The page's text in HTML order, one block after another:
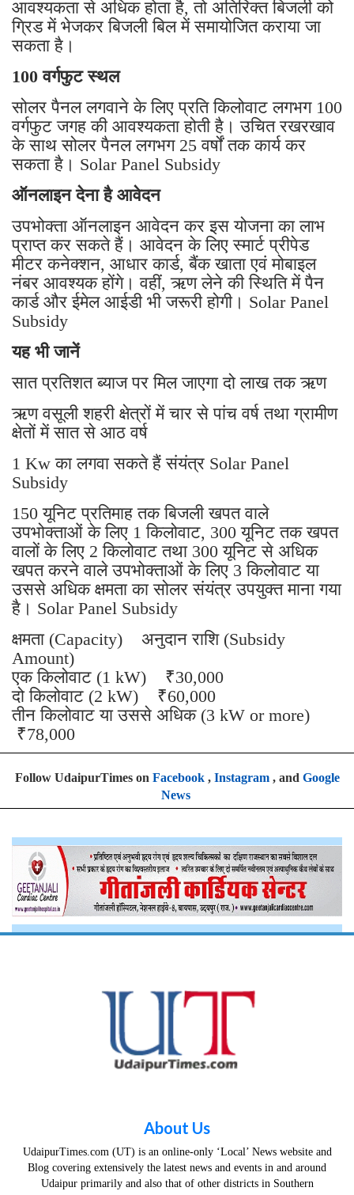
आवश्यकता से अधिक होता है, तो अतिरिक्त बिजली को
ग्रिड में भेजकर बिजली बिल में समायोजित कराया जा
सकता है।
100 वर्गफुट स्थल
सोलर पैनल लगवाने के लिए प्रति किलोवाट लगभग 100
वर्गफुट जगह की आवश्यकता होती है। उचित रखरखाव
के साथ सोलर पैनल लगभग 25 वर्षों तक कार्य कर
सकता है। Solar Panel Subsidy
ऑनलाइन देना है आवेदन
उपभोक्ता ऑनलाइन आवेदन कर इस योजना का लाभ
प्राप्त कर सकते हैं। आवेदन के लिए स्मार्ट प्रीपेड
मीटर कनेक्शन, आधार कार्ड, बैंक खाता एवं मोबाइल
नंबर आवश्यक होंगे। वहीं, ऋण लेने की स्थिति में पैन
कार्ड और ईमेल आईडी भी जरूरी होगी। Solar Panel
Subsidy
यह भी जानें
सात प्रतिशत ब्याज पर मिल जाएगा दो लाख तक ऋण
ऋण वसूली शहरी क्षेत्रों में चार से पांच वर्ष तथा ग्रामीण
क्षेतों में सात से आठ वर्ष
1 Kw का लगवा सकते हैं संयंत्र Solar Panel
Subsidy
150 यूनिट प्रतिमाह तक बिजली खपत वाले
उपभोक्ताओं के लिए 1 किलोवाट, 300 यूनिट तक खपत
वालों के लिए 2 किलोवाट तथा 300 यूनिट से अधिक
खपत करने वाले उपभोक्ताओं के लिए 3 किलोवाट या
उससे अधिक क्षमता का सोलर संयंत्र उपयुक्त माना गया
है। Solar Panel Subsidy
क्षमता (Capacity) अनुदान राशि (Subsidy
Amount)
एक किलोवाट (1 kW) ₹30,000
दो किलोवाट (2 kW) ₹60,000
तीन किलोवाट या उससे अधिक (3 kW or more)
₹78,000
Follow UdaipurTimes on Facebook, Instagram, and Google
News
About Us
UdaipurTimes.com (UT) is an online-only ‘Local’ News website and
Blog covering extensively the latest news and events in and around
Udaipur primarily and also that of other districts in Southern